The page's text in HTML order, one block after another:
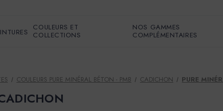
COULEURS ET
COLLECTIONS
NOS GAMMES
COMPLÉMENTAIRES
COULEURS PURE MINÉRAL BÉTON - PMB CADICHON PURE